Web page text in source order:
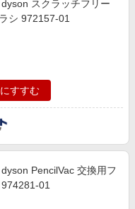
スクラッチフリー
シ 972157-01
すすむ
PencilVac 交換用フ
01